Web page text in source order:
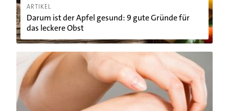
ARTIKEL
Darum ist der Apfel gesund: 9 gute Gründe für
das leckere Obst
Neurodermitis: Das atopische Ekzem und was Sie tun können